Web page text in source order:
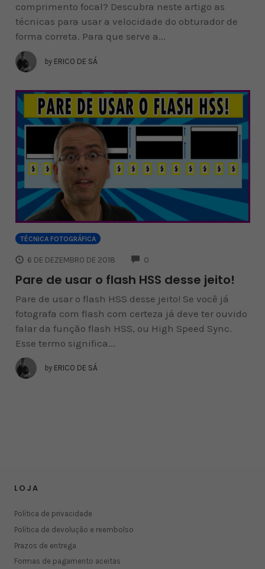
comprimento focal? Descubra neste artigo as
técnicas para usar a velocidade do obturador de
forma correta. Para que serve a...
by ERICO DE SÁ
TÉCNICA FOTOGRÁFICA
6 DE DEZEMBRO DE 2018 0
Pare de usar o flash HSS desse jeito!
Pare de usar o flash HSS desse jeito! Se você já
fotografa com flash com certeza já deve ter ouvido
falar da função flash HSS, ou High Speed Sync.
Esse termo significa...
by ERICO DE SÁ
LOJA
Política de privacidade
Política de devolução e reembolso
Prazos de entrega
Formas de pagamento aceitas